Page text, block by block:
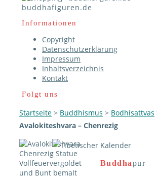
buddhafiguren.de
Informationen
Copyright
Datenschutzerklärung
Impressum
Inhaltsverzeichnis
Kontakt
Folgt uns
Startseite > Buddhismus > Bodhisattvas
Avalokiteshvara – Chenrezig
Buddhapur